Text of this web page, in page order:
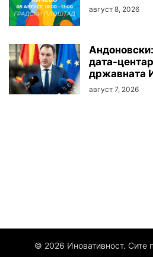
август 8, 2026
дата-
државната
август 7, 2026
© 2026 Иновативност. Сите